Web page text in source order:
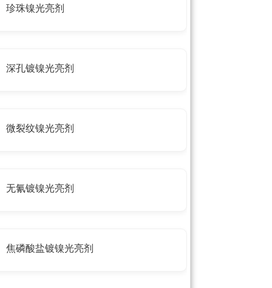
珍珠镍光亮剂
深孔镀镍光亮剂
微裂纹镍光亮剂
无氰镀镍光亮剂
焦磷酸盐镀镍光亮剂